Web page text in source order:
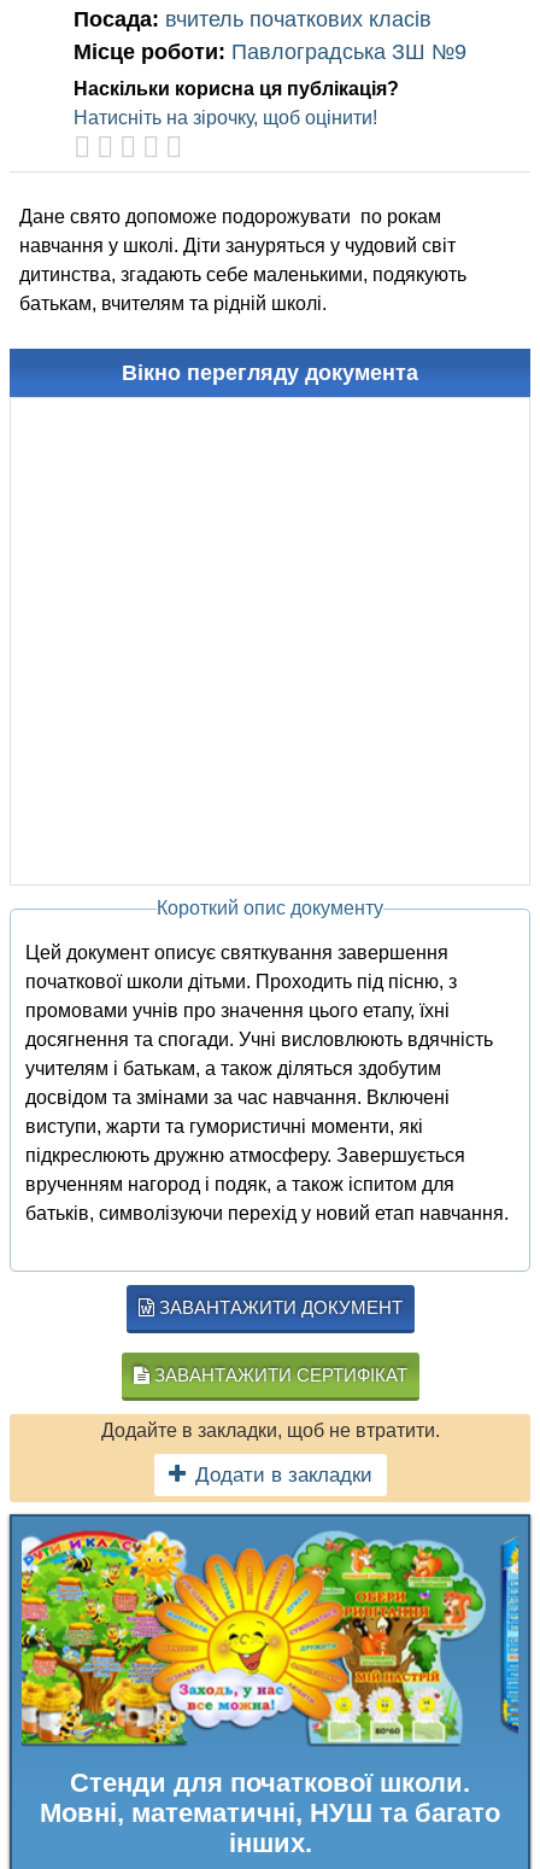
Посада: вчитель початкових класів
Місце роботи: Павлоградська ЗШ №9
Наскільки корисна ця публікація?
Натисніть на зірочку, щоб оцінити!
Дане свято допоможе подорожувати по рокам
навчання у школі. Діти зануряться у чудовий світ
дитинства, згадають себе маленькими, подякують
батькам, вчителям та рідній школі.
Вікно перегляду документа
Короткий опис документу
Цей документ описує святкування завершення
початкової школи дітьми. Проходить під пісню, з
промовами учнів про значення цього етапу, їхні
досягнення та спогади. Учні висловлюють вдячність
учителям і батькам, а також діляться здобутим
досвідом та змінами за час навчання. Включені
виступи, жарти та гумористичні моменти, які
підкреслюють дружню атмосферу. Завершується
врученням нагород і подяк, а також іспитом для
батьків, символізуючи перехід у новий етап навчання.
ЗАВАНТАЖИТИ ДОКУМЕНТ
ЗАВАНТАЖИТИ СЕРТИФІКАТ
Додайте в закладки, щоб не втратити.
Додати в закладки
Стенди для початкової школи.
Мовні, математичні, НУШ та багато
інших.